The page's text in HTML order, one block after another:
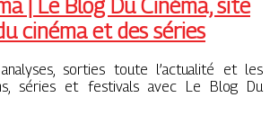
cinéma et des séries
analyses, sorties toute l’actualité et les
séries et festivals avec Le Blog Du